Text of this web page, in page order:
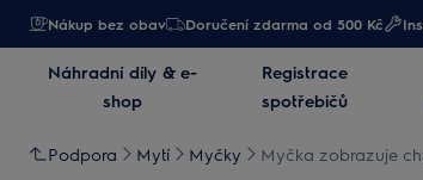
Nákup bez obav Doručení zdarma od 500 Kč
Náhradní díly & e-
shop
Registrace
spotřebičů
Podpora Mytí Myčky Myčka zobrazuje